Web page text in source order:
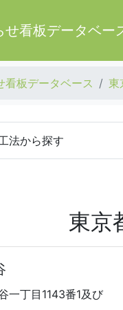
看板データベー
看板データベース 東
法から探す
東京
一丁目1143番1及び